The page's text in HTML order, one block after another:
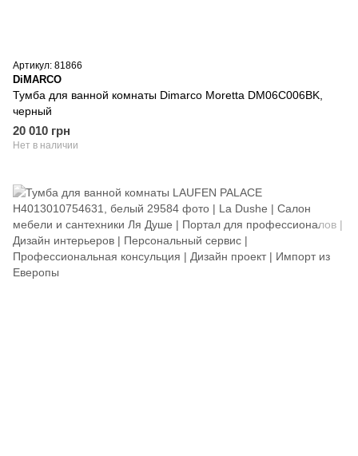
Артикул: 81866
DiMARCO
Тумба для ванной комнаты Dimarco Moretta DM06C006BK,
черный
20 010 грн
Нет в наличии